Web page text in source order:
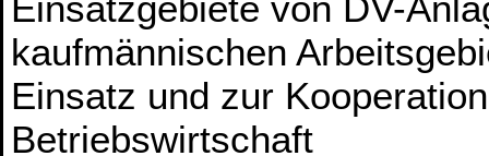
kaufmännischen
Einsatz und zur
Betriebswirtschaft